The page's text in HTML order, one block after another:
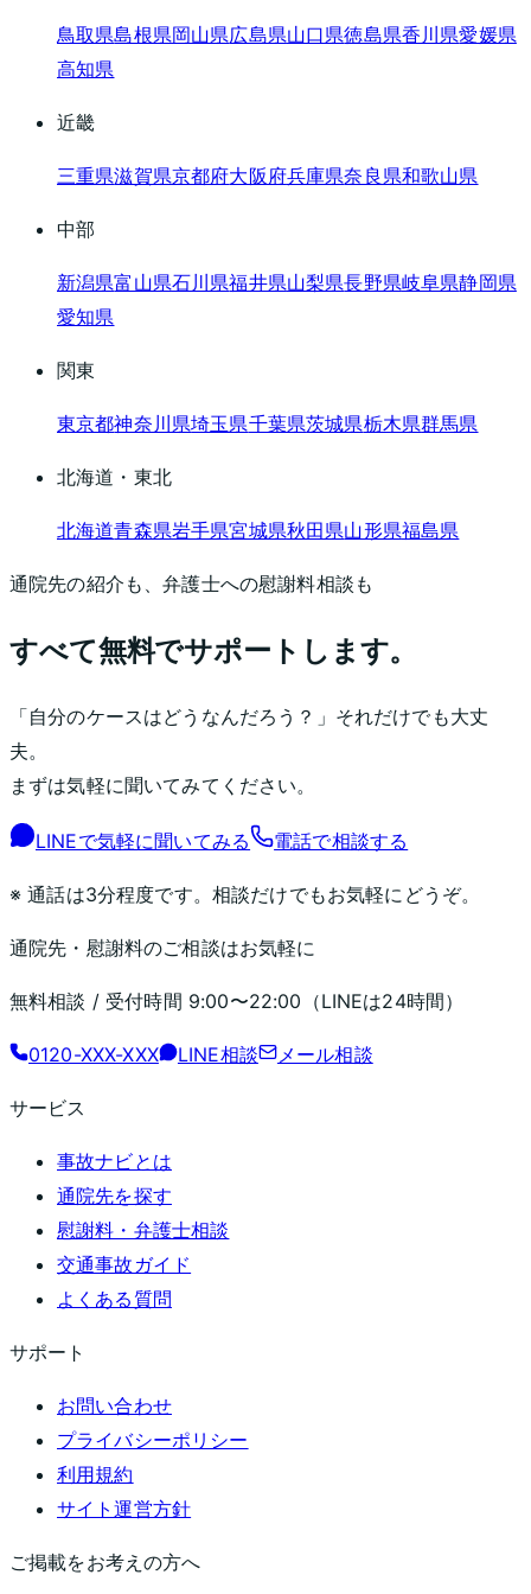
鳥取県島根県岡山県広島県山口県徳島県香川県愛媛県
高知県
近畿
三重県滋賀県京都府大阪府兵庫県奈良県和歌山県
中部
新潟県富山県石川県福井県山梨県長野県岐阜県静岡県
愛知県
関東
東京都神奈川県埼玉県千葉県茨城県栃木県群馬県
北海道・東北
北海道青森県岩手県宮城県秋田県山形県福島県
通院先の紹介も、弁護士への慰謝料相談も
すべて無料でサポートします。
「自分のケースはどうなんだろう？」それだけでも大丈
夫。
まずは気軽に聞いてみてください。
LINEで気軽に聞いてみる 電話で相談する
※ 通話は3分程度です。相談だけでもお気軽にどうぞ。
通院先・慰謝料のご相談はお気軽に
無料相談 / 受付時間 9:00〜22:00 （LINEは24時間）
0120-XXX-XXX LINE相談 メール相談
サービス
事故ナビとは
通院先を探す
慰謝料・弁護士相談
交通事故ガイド
よくある質問
サポート
お問い合わせ
プライバシーポリシー
利用規約
サイト運営方針
ご掲載をお考えの方へ